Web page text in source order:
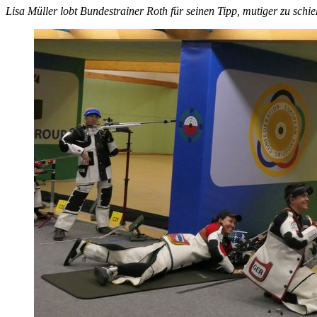
Lisa Müller lobt Bundestrainer Roth für seinen Tipp, mutiger zu